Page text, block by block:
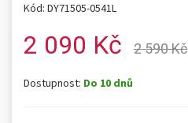
Kód: DY71505-0541L
2 090 Kč 2 590 Kč
Dostupnost: Do 10 dnů